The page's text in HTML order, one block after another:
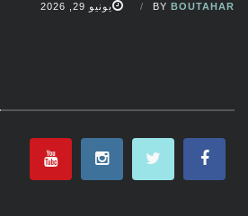
BY BOUTAHAR يونيو 29, 2026